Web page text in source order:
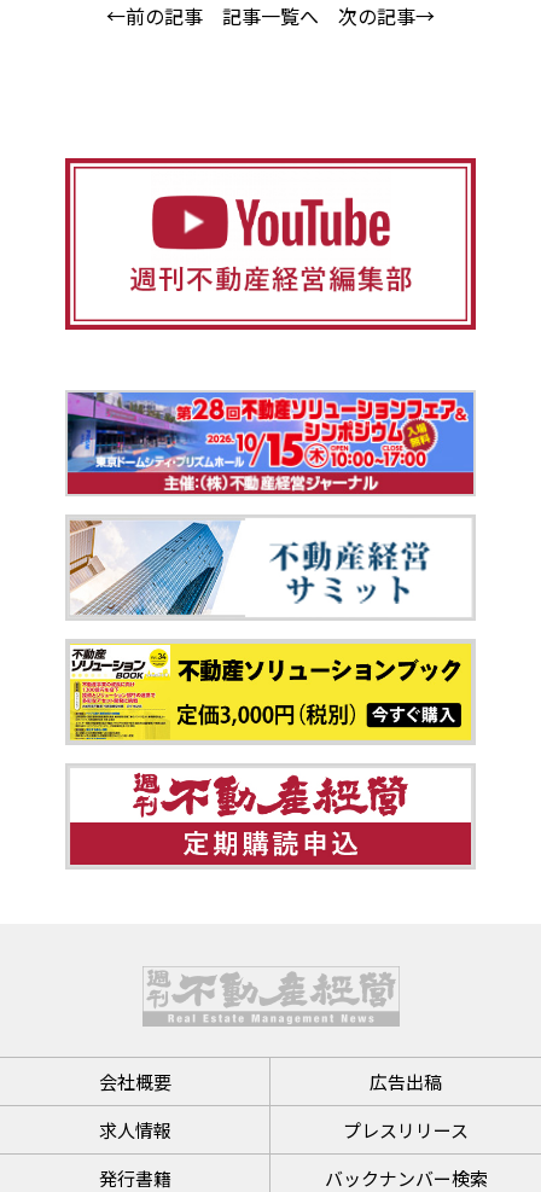
←前の記事 記事一覧へ 次の記事→
会社概要
広告出稿
求人情報
プレスリリース
発行書籍
バックナンバー検索